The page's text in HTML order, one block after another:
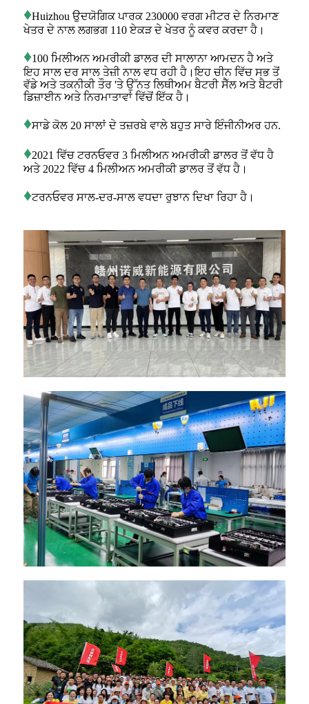
♦Huizhou ਉਦਯੋਗਿਕ ਪਾਰਕ 230000 ਵਰਗ ਮੀਟਰ ਦੇ ਨਿਰਮਾਣ
ਖੇਤਰ ਦੇ ਨਾਲ ਲਗਭਗ 110 ਏਕੜ ਦੇ ਖੇਤਰ ਨੂੰ ਕਵਰ ਕਰਦਾ ਹੈ।
♦100 ਮਿਲੀਅਨ ਅਮਰੀਕੀ ਡਾਲਰ ਦੀ ਸਾਲਾਨਾ ਆਮਦਨ ਹੈ ਅਤੇ
ਇਹ ਸਾਲ ਦਰ ਸਾਲ ਤੇਜ਼ੀ ਨਾਲ ਵਧ ਰਹੀ ਹੈ।ਇਹ ਚੀਨ ਵਿੱਚ ਸਭ ਤੋਂ
ਵੱਡੇ ਅਤੇ ਤਕਨੀਕੀ ਤੌਰ 'ਤੇ ਉੱਨਤ ਲਿਥੀਅਮ ਬੈਟਰੀ ਸੈੱਲ ਅਤੇ ਬੈਟਰੀ
ਡਿਜ਼ਾਈਨ ਅਤੇ ਨਿਰਮਾਤਾਵਾਂ ਵਿੱਚੋਂ ਇੱਕ ਹੈ।
♦ਸਾਡੇ ਕੋਲ 20 ਸਾਲਾਂ ਦੇ ਤਜ਼ਰਬੇ ਵਾਲੇ ਬਹੁਤ ਸਾਰੇ ਇੰਜੀਨੀਅਰ ਹਨ.
♦2021 ਵਿੱਚ ਟਰਨਓਵਰ 3 ਮਿਲੀਅਨ ਅਮਰੀਕੀ ਡਾਲਰ ਤੋਂ ਵੱਧ ਹੈ
ਅਤੇ 2022 ਵਿੱਚ 4 ਮਿਲੀਅਨ ਅਮਰੀਕੀ ਡਾਲਰ ਤੋਂ ਵੱਧ ਹੈ।
♦ਟਰਨਓਵਰ ਸਾਲ-ਦਰ-ਸਾਲ ਵਧਦਾ ਰੁਝਾਨ ਦਿਖਾ ਰਿਹਾ ਹੈ।